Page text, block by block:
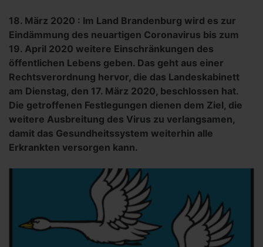
18. März 2020 : Im Land Brandenburg wird es zur
Eindämmung des neuartigen Coronavirus bis zum
19. April 2020 weitere Einschränkungen des
öffentlichen Lebens geben. Das geht aus einer
Rechtsverordnung hervor, die das Landeskabinett
am Dienstag, den 17. März 2020, beschlossen hat.
Die getroffenen Festlegungen dienen dem Ziel, die
weitere Ausbreitung des Virus zu verlangsamen,
damit das Gesundheitssystem weiterhin alle
Erkrankten versorgen kann.